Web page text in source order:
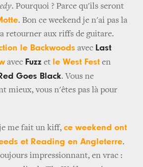
. Pourquoi ? Parce qu'ils seront
. Bon ce weekend je n'ai pas la
retourner aux riffs de guitare.
le Backwoods avec Last
avec Fuzz et le West Fest en
Goes Black. Vous ne
mieux, vous n'êtes pas là pour
me fait un kiff, ce weekend ont
et Reading en Angleterre.
impressionnant, en vrac :